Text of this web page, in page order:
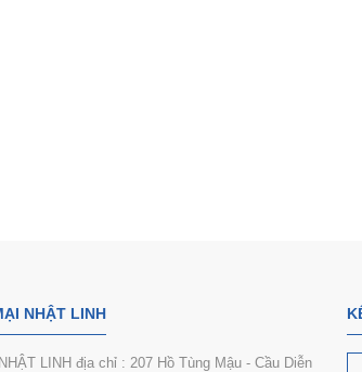
NHẬT LINH
LINH địa chỉ : 207 Hồ Tùng Mậu - Cầu Diễn